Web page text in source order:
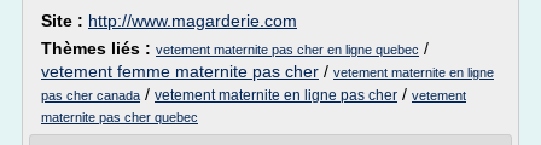
Site : http://www.magarderie.com
Thèmes liés : vetement maternite pas cher en ligne quebec /
vetement femme maternite pas cher / vetement maternite en ligne
pas cher canada / vetement maternite en ligne pas cher / vetement
maternite pas cher quebec